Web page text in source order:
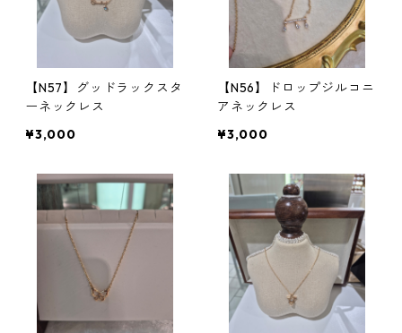
【N57】グッドラックスタ
ーネックレス
¥3,000
【N56】ドロップジルコニ
アネックレス
¥3,000